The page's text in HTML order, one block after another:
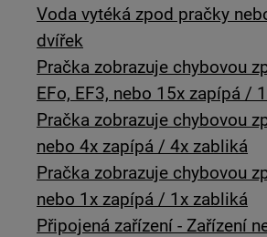
Voda vytéká zpod pračky
dvířek
Pračka zobrazuje chybovou
EFo, EF3, nebo 15x zapípá /
Pračka zobrazuje chybovou
nebo 4x zapípá / 4x zabliká
Pračka zobrazuje chybovou
nebo 1x zapípá / 1x zabliká
Připojená zařízení - Zařízení